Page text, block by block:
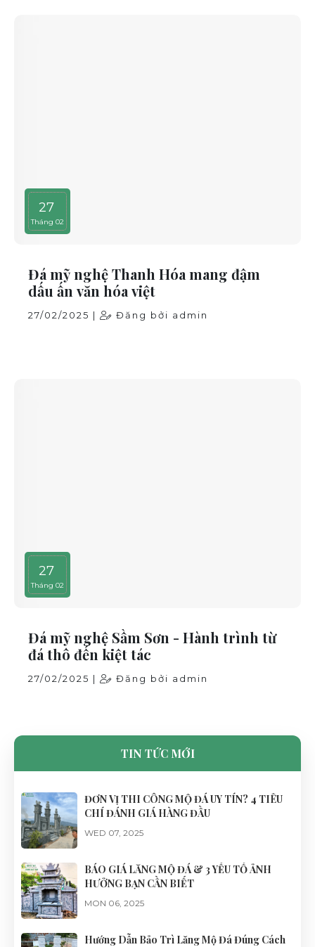
27
Tháng 02
Đá mỹ nghệ Thanh Hóa mang đậm
dấu ấn văn hóa việt
27/02/2025 | Đăng bởi admin
27
Tháng 02
Đá mỹ nghệ Sầm Sơn - Hành trình từ
đá thô đến kiệt tác
27/02/2025 | Đăng bởi admin
TIN TỨC MỚI
ĐƠN VỊ THI CÔNG MỘ ĐÁ UY TÍN? 4 TIÊU
CHÍ ĐÁNH GIÁ HÀNG ĐẦU
WED 07, 2025
BÁO GIÁ LĂNG MỘ ĐÁ & 3 YẾU TỐ ẢNH
HƯỞNG BẠN CẦN BIẾT
MON 06, 2025
Hướng Dẫn Bảo Trì Lăng Mộ Đá Đúng Cách